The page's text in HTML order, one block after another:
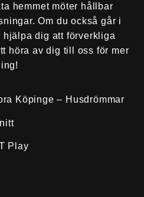
hemmet möter hållbar
Om du också går i
hjälpa dig att förverkliga
höra av dig till oss för mer
Köpinge – Husdrömmar
Play